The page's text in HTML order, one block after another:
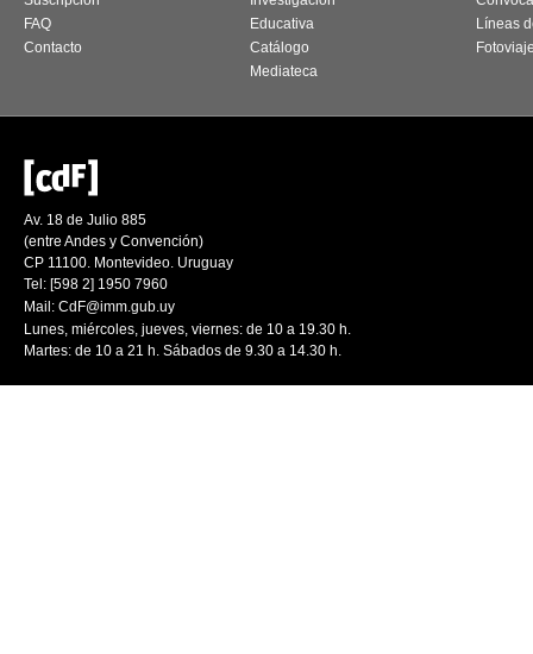
FAQ
Contacto
Educativa
Catálogo
Mediateca
Líneas
Av. 18 de Julio 885
(entre Andes y Convención)
CP 11100. Montevideo. Uruguay
Tel: [598 2] 1950 7960
Mail: CdF@imm.gub.uy
Lunes, miércoles, jueves, viernes: de 10 a 19.30 h.
Martes: de 10 a 21 h. Sábados de 9.30 a 14.30 h.